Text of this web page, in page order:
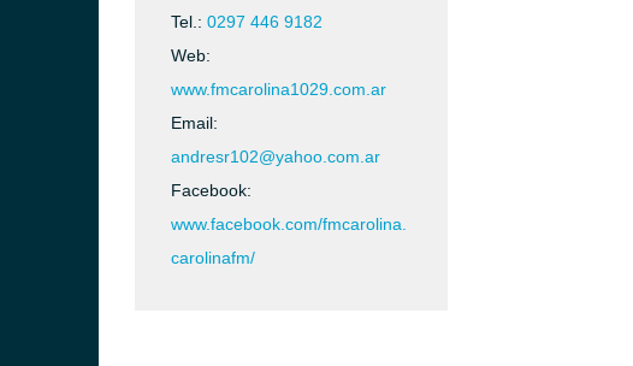
Tel.: 0297 446 9182
Web:
www.fmcarolina1029.com.ar
Email:
andresr102@yahoo.com.ar
Facebook:
www.facebook.com/fmcarolina.
carolinafm/